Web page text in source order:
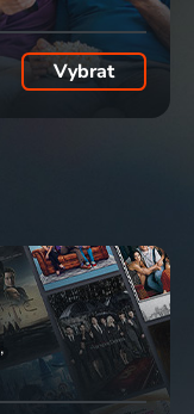
Vybrat